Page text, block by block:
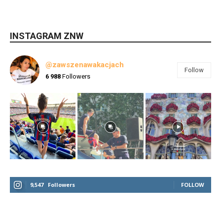
INSTAGRAM ZNW
@zawszenawakacjach
6 988 Followers
Follow
9,547 Followers FOLLOW